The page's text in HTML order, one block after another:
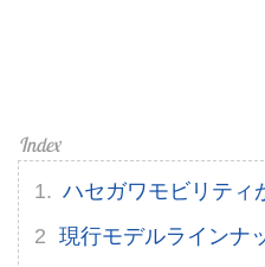
広告掲載につ
ハセガワモビリティ
現行モデルラインナ